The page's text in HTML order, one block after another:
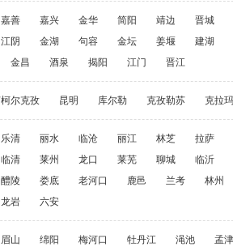
嘉善 嘉兴 金华 简阳 靖边 晋城
江阴 金湖 句容 金坛 姜堰 建湖
金昌 酒泉 揭阳 江门 晋江
尔克孜 昆明 库尔勒 克孜勒苏 克拉
乐清 丽水 临沧 丽江 林芝 拉萨
临清 莱州 龙口 莱芜 聊城 临沂
醴陵 娄底 老河口 鹿邑 兰考 林州
龙岩 六安
眉山 绵阳 梅河口 牡丹江 渑池 孟津